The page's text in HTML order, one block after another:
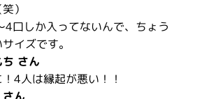
）
4口しか入ってないんで、ちょう
イズです。
ち さん
4人は縁起が悪い！！